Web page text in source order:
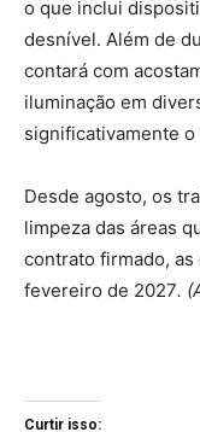
o que inclui
desnível. Além de
contará com
iluminação em
significativamente
Desde agosto, os
limpeza das áreas
contrato firmado,
fevereiro de 2027.
Curtir isso: